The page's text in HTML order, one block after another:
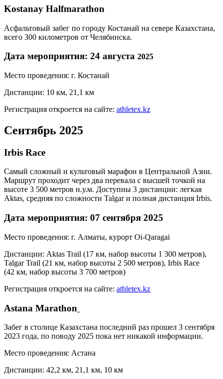
Kostanay Halfmarathon
Асфальтовый забег по городу Костанай на севере Казахстана,
всего 300 километров от Челябинска.
Дата мероприятия: 24 августа 2025
Место проведения: г. Костанай
Дистанции: 10 км, 21,1 км
Регистрация откроется на сайте: athletex.kz
Сентябрь 2025
Irbis Race
Самый сложный и культовый марафон в Центральной Азии.
Маршрут проходит через два перевала с высшей точкой на
высоте 3 500 метров н.у.м. Доступны 3 дистанции: легкая
Aktas, средняя по сложности Talgar и полная дистанция Irbis.
Дата мероприятия: 07 сентября 2025
Место проведения: г. Алматы, курорт Oi-Qaragai
Дистанции: Aktas Trail (17 км, набор высоты 1 300 метров),
Talgar Trail (21 км, набор высоты 2 500 метров), Irbis Race
(42 км, набор высоты 3 700 метров)
Регистрация откроется на сайте: athletex.kz
Astana Marathon
Забег в столице Казахстана последний раз прошел 3 сентября
2023 года, по поводу 2025 пока нет никакой информации.
Место проведения: Астана
Дистанции: 42,2 км, 21,1 км, 10 км